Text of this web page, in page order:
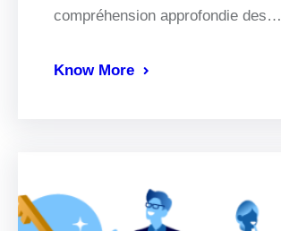
compréhension approfondie des…
Know More